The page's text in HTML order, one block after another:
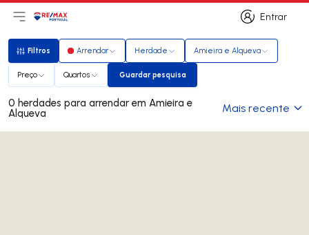
Entrar
Entrar
Abri menu principal
LogoIr para página inicial
Filtros
Filtros Arrendar Herdade Amieira e Alqueva
Preço Quartos Guardar pesquisa
Guardar pesquisa
0 herdades para arrendar em Amieira e
Alqueva Mais recente